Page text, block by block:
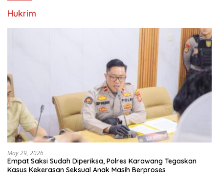
Hukrim
May 29, 2026
Empat Saksi Sudah Diperiksa, Polres Karawang Tegaskan
Kasus Kekerasan Seksual Anak Masih Berproses